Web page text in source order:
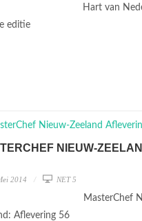
Hart van
editie
NIEUW-
2014 NET 5
MasterChef
Aflevering 56